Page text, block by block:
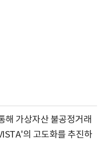
해 가상자산 불공정거래
의 고도화를 추진하